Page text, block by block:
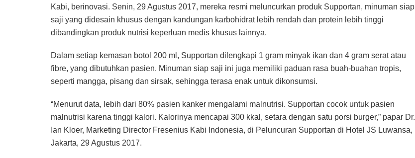
Kabi, berinovasi. Senin, 29 Agustus 2017, mereka resmi meluncurkan produk Supportan, minuman siap
saji yang didesain khusus dengan kandungan karbohidrat lebih rendah dan protein lebih tinggi
dibandingkan produk nutrisi keperluan medis khusus lainnya.
Dalam setiap kemasan botol 200 ml, Supportan dilengkapi 1 gram minyak ikan dan 4 gram serat atau
fibre, yang dibutuhkan pasien. Minuman siap saji ini juga memiliki paduan rasa buah-buahan tropis,
seperti mangga, pisang dan sirsak, sehingga terasa enak untuk dikonsumsi.
“Menurut data, lebih dari 80% pasien kanker mengalami malnutrisi. Supportan cocok untuk pasien
malnutrisi karena tinggi kalori. Kalorinya mencapai 300 kkal, setara dengan satu porsi burger,” papar Dr.
Ian Kloer, Marketing Director Fresenius Kabi Indonesia, di Peluncuran Supportan di Hotel JS Luwansa,
Jakarta, 29 Agustus 2017.